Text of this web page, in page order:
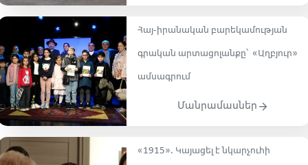
Հայ-իրանական բարեկամության
գրական արտացոլանքը՝ «Աղբյուր»
ամսագրում
Մանրամասներ
«1915». Կայացել է նկարչուհի